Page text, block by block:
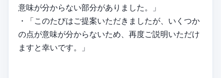
意味が分からない部分がありました。」
・「このたびはご提案いただきましたが、いくつか
の点が意味が分からないため、再度ご説明いただけ
ますと幸いです。」